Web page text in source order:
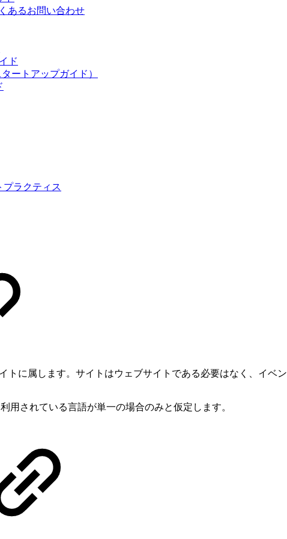
あるお問い合わせ
ド
ートアップガイド）
プラクティス
トに属します。サイトはウェブサイトである必要はなく、イベ
用されている言語が単一の場合のみと仮定します。